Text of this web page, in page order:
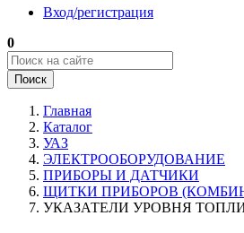
Вход/регистрация
0
Поиск
Главная
Каталог
УАЗ
ЭЛЕКТРООБОРУДОВАНИЕ
ПРИБОРЫ И ДАТЧИКИ
ЩИТКИ ПРИБОРОВ
УКАЗАТЕЛИ УРОВНЯ